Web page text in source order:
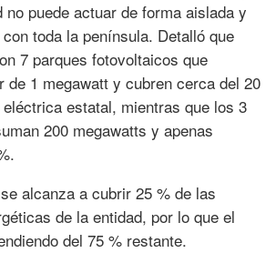
no puede actuar de forma aislada y
toda la península. Detalló que
7 parques fotovoltaicos que
de 1 megawatt y cubren cerca del 20
estatal, mientras que los 3
200 megawatts y apenas
alcanza a cubrir 25 % de las
de la entidad, por lo que el
del 75 % restante.